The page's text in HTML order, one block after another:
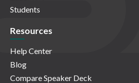
Students
Resources
Help Center
Blog
Compare Speaker Deck